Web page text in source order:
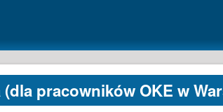
pracowników OKE w